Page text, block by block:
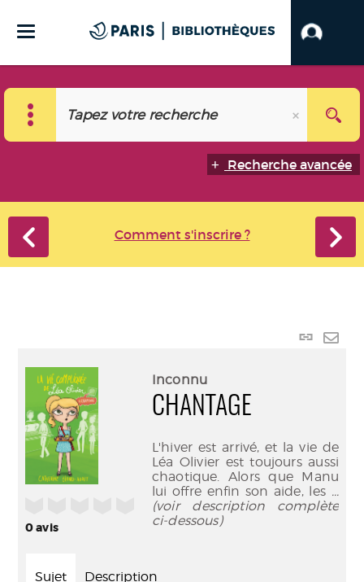
Recherche avancée
Comment s'inscrire ?
Lien
0avis
Inconnu
CHANTAGE
L'hiver est arrivé, et la vie de
Léa Olivier est toujours aussi
chaotique. Alors que Manu
lui offre enfin son aide, les ...
(voir description complète
ci-dessous)
Sujet Description